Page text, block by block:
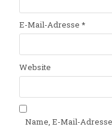
E-Mail-Adresse *
Website
Name, E-Mail-